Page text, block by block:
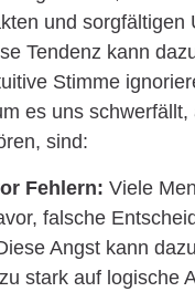
und sorgfältigen
Tendenz kann
Stimme
es uns schwerfällt,
sind:
Fehlern: Viele
falsche
Angst kann
stark auf logische